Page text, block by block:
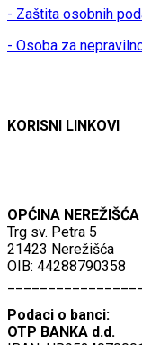
- Zaštita osobnih
- Osoba za
KORISNI LINKOVI
OPĆINA NEREŽIŠĆA
Trg sv. Petra 5
21423 Nerežišća
OIB: 44288790358
Podaci o banci:
OTP BANKA d.d.